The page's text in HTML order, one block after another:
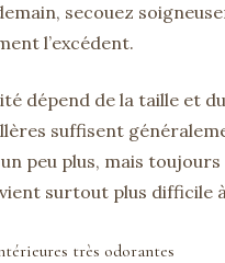
secouez
l’excédent.
dépend de la taille et
suffisent
peu plus, mais toujours
surtout plus difficile
très odorantes